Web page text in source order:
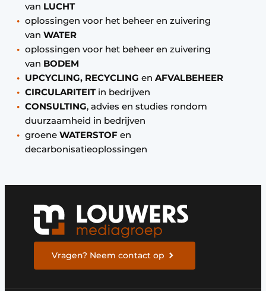
van LUCHT
oplossingen voor het beheer en zuivering
van WATER
oplossingen voor het beheer en zuivering
van BODEM
UPCYCLING, RECYCLING en AFVALBEHEER
CIRCULARITEITin bedrijven
CONSULTING, advies en studies rondom
duurzaamheid in bedrijven
groene WATERSTOF en
decarbonisatieoplossingen
Vragen? Neem contact op